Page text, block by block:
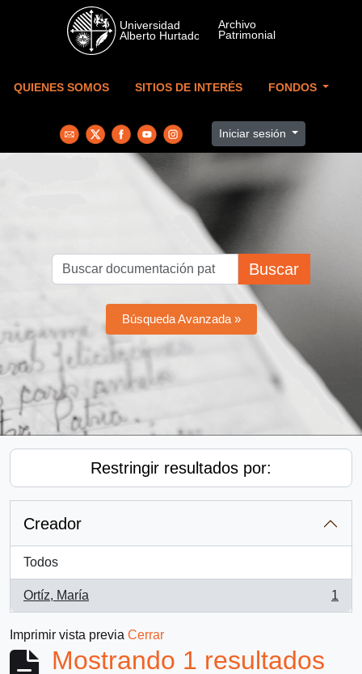
Skip to main content
QUIENES SOMOS SITIOS DE INTERÉS FONDOS
Iniciar sesión
Buscar
Búsqueda Avanzada »
Restringir resultados por:
Creador
Todos
Ortíz, María
, 1 resultados
1
Imprimir vista previa Cerrar
Mostrando 1 resultados